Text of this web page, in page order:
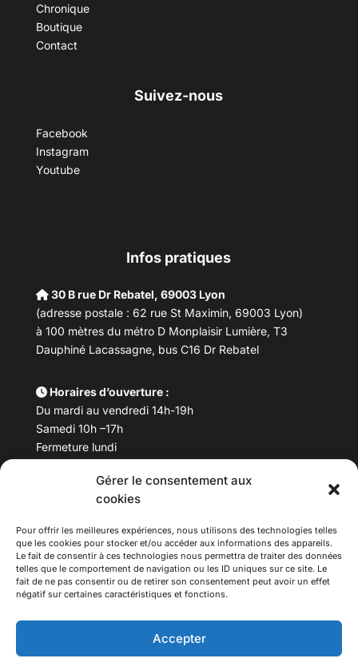
Gérer le consentement aux
cookies
Pour offrir les meilleures expériences, nous utilisons des technologies telles
que les cookies pour stocker et/ou accéder aux informations des appareils.
Le fait de consentir à ces technologies nous permettra de traiter des données
telles que le comportement de navigation ou les ID uniques sur ce site. Le
fait de ne pas consentir ou de retirer son consentement peut avoir un effet
négatif sur certaines caractéristiques et fonctions.
Accepter
Chronique
Boutique
Contact
Suivez-nous
Facebook
Instagram
Youtube
Infos pratiques
30 B rue Dr Rebatel, 69003 Lyon
(adresse postale : 62 rue St Maximin, 69003 Lyon)
à 100 mètres du métro D Monplaisir Lumière, T3
Dauphiné Lacassagne, bus C16 Dr Rebatel
Horaires d’ouverture :
Du mardi au vendredi 14h-19h
Samedi 10h –17h
Fermeture lundi
Téléphone : 04 78 53 06 40
maisondesculturesasiatiques@asiexpo.com